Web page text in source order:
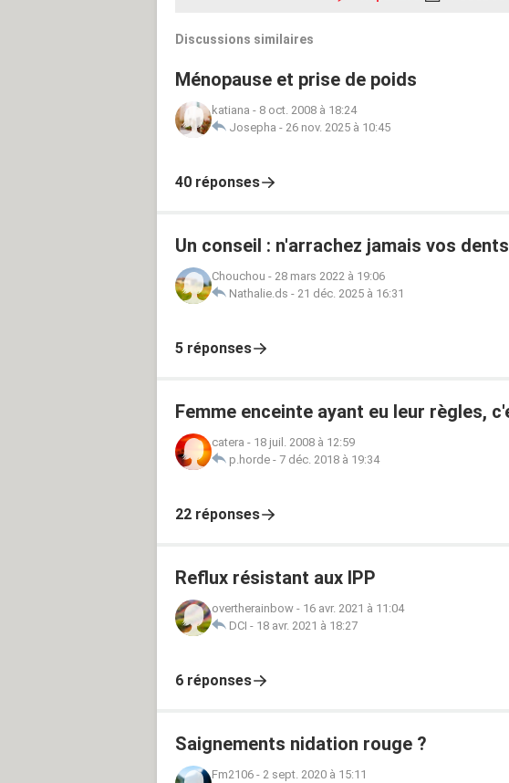
Discussions similaires
Ménopause et prise de poids
katiana - 8 oct. 2008 à 18:24
Josepha - 26 nov. 2025 à 10:45
40 réponses
Un conseil : n'arrachez jamais vos
Chouchou - 28 mars 2022 à 19:06
Nathalie.ds - 21 déc. 2025 à 16:31
5 réponses
Femme enceinte ayant eu leur règles,
catera - 18 juil. 2008 à 12:59
p.horde - 7 déc. 2018 à 19:34
22 réponses
Reflux résistant aux IPP
overtherainbow - 16 avr. 2021 à 11:04
DCI - 18 avr. 2021 à 18:27
6 réponses
Saignements nidation rouge ?
Fm2106 - 2 sept. 2020 à 15:11